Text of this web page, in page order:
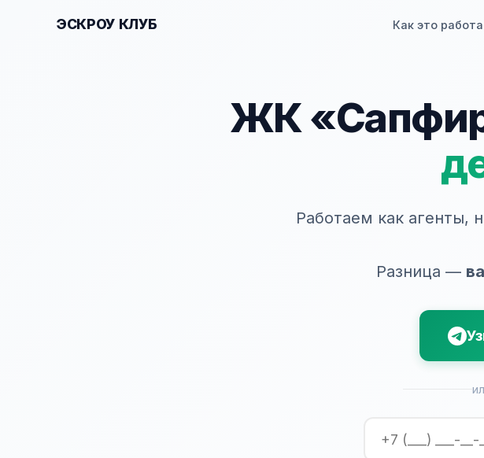
ЭСКРОУ КЛУБ Как это
ЖК
Работаем как агенты,
Разница —